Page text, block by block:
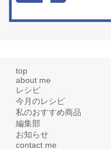
top
about me
レシピ
今月のレシピ
私のおすすめ商品
編集部
お知らせ
contact me